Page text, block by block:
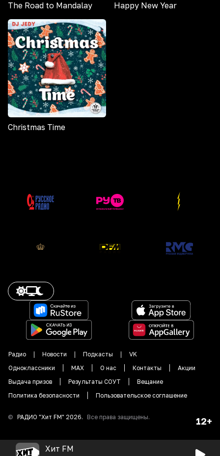
The Road to Mandalay Happy New Year
Christmas Time
Радио Новости Подкасты
VK
Одноклассники
MAX О нас Контакты
Акции
Выдача призов
Результаты СОУТ
Вещание
Политика безопасности
Пользовательское соглашение
© РАДИО "Хит FM" 2026. Все права защищены. 12+
Хит FM